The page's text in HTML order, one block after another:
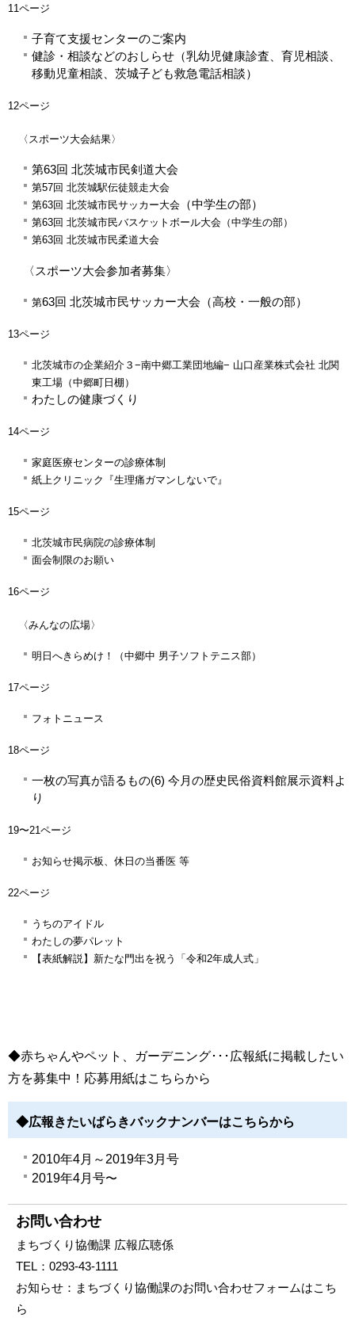
11ページ
子育て支援センターのご案内
健診・相談などのおしらせ（乳幼児健康診査、育児相談、
移動児童相談、茨城子ども救急電話相談）
12ページ
〈スポーツ大会結果〉
第63回 北茨城市民剣道大会
第57回 北茨城駅伝徒競走大会
第63回 北茨城市民サッカー大会 （中学生の部）
第63回 北茨城市民バスケットボール大会（中学生の部）
第63回 北茨城市民柔道大会
〈スポーツ大会参加者募集〉
第63回 北茨城市民サッカー大会（高校・一般の部）
13ページ
北茨城市の企業紹介３ −南中郷工業団地編− 山口産業株式会社 北関
東工場（中郷町日棚）
わたしの健康づくり
14ページ
家庭医療センターの診療体制
紙上クリニック『生理痛ガマンしないで』
15ページ
北茨城市民病院の診療体制
面会制限のお願い
16ページ
〈みんなの広場〉
明日へきらめけ！（中郷中 男子ソフトテニス部）
17ページ
フォトニュース
18ページ
一枚の写真が語るもの(6) 今月の歴史民俗資料館展示資料よ
り
19〜21ページ
お知らせ掲示板、休日の当番医 等
22ページ
うちのアイドル
わたしの夢パレット
【表紙解説】新たな門出を祝う「令和2年成人式」
◆赤ちゃんやペット、ガーデニング･･･広報紙に掲載したい
方を募集中！ 応募用紙はこちらから
◆広報きたいばらきバックナンバーはこちらから
2010年4月～2019年3月号
2019年4月号〜
お問い合わせ
まちづくり協働課 広報広聴係
TEL： 0293-43-1111
お知らせ： まちづくり協働課のお問い合わせフォームはこち
ら